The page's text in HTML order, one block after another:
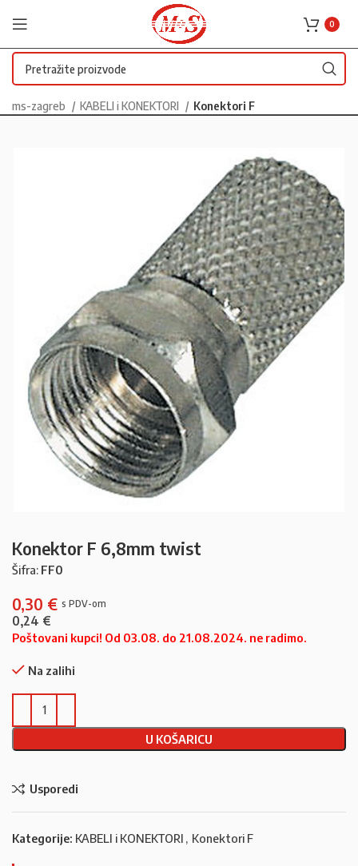
0
ms-zagreb KABELI i KONEKTORI Konektori F
Konektor F 6,8mm twist
Šifra: FF0
0,30 €
0,24 €
Poštovani kupci! Od 03.08. do 21.08.2024. ne radimo.
Na zalihi
U KOŠARICU
Usporedi
Kategorije: KABELI i KONEKTORI , Konektori F